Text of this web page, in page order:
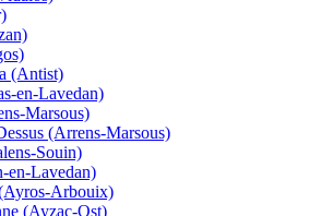
(Antist)
en-Lavedan)
Marsous)
(Arrens-Marsous)
Souin)
en-Lavedan)
Arbouix)
(Ayzac-Ost)